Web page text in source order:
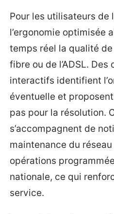
Pour les utilisateurs de
l’ergonomie optimisée
temps réel la qualité
fibre ou de l’ADSL.
interactifs identifient
éventuelle et
pas pour la résolution.
s’accompagnent de
maintenance du
opérations
nationale, ce qui
service.